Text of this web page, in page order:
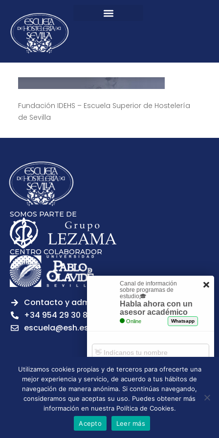
Fundación IDEHS – Escuela Superior de Hostelería
de Sevilla
SOMOS PARTE DE
CENTRO COLABORADOR
Contacto y admisiones
+34 954 29 30 81
escuela@esh.es
Aviso legal Política de Privacidad
Política de Cookies
Política de calidad
Tablón de anuncios
Escuela Superior de Hostelería de Sevilla | 2026 | Todos los
derechos reservados
Utilizamos cookies propias y de terceros para ofrecerte una
mejor experiencia y servicio, de acuerdo a tus hábitos de
navegación de manera anónima. Si continúas navegando,
consideramos que aceptas su uso. Puedes obtener más
información en nuestra Política de Cookies.
Acepto
Leer más
Canal de información
sobre programas de
estudio🎓
Habla ahora con un
asesor académico
Online Whatsapp
Comenzar chat